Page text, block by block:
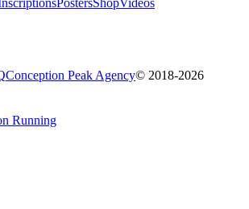
Conception Peak Agency© 2018-2026
Running